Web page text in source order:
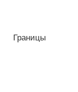
Границы